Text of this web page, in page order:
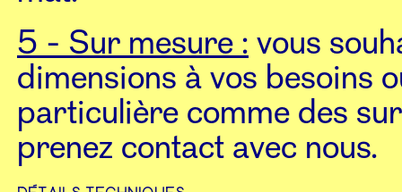
5 - Sur mesure : vous
dimensions à vos besoins
particulière comme des
prenez contact avec nous.